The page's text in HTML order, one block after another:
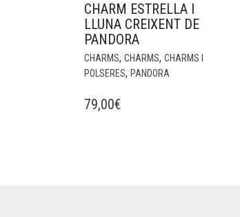
CHARM ESTRELLA I
LLUNA CREIXENT DE
PANDORA
CHARMS, CHARMS, CHARMS I
POLSERES, PANDORA
79,00€